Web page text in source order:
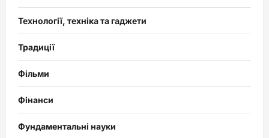
Технології, техніка та гаджети
Традиції
Фільми
Фінанси
Фундаментальні науки